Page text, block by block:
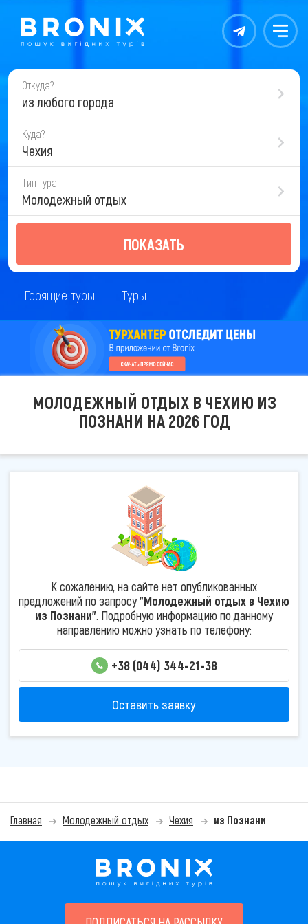
Контакты Меню
Откуда?
из любого города
Куда?
Чехия
Тип тура
Молодежный отдых
ПОКАЗАТЬ
Горящие туры Туры
МОЛОДЕЖНЫЙ ОТДЫХ В ЧЕХИЮ ИЗ
ПОЗНАНИ НА 2026 ГОД
К сожалению, на сайте нет опубликованных
предложений по запросу"Молодежный отдых в Чехию
из Познани". Подробную информацию по данному
направлению можно узнать по телефону:
+38 (044) 344-21-38
Оставить заявку
Главная Молодежный отдых Чехия из Познани